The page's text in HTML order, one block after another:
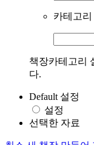
카테고리
책장카테고리
다.
Default 설정
설정
선택한 자료